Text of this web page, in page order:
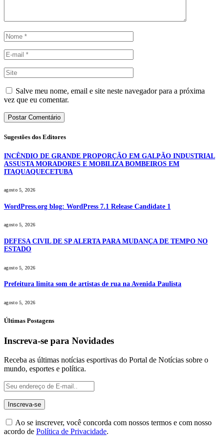
Salve meu nome, email e site neste navegador para a próxima
vez que eu comentar.
Sugestões dos Editores
INCÊNDIO DE GRANDE PROPORÇÃO EM GALPÃO INDUSTRIAL
ASSUSTA MORADORES E MOBILIZA BOMBEIROS EM
ITAQUAQUECETUBA
agosto 5, 2026
WordPress.org blog: WordPress 7.1 Release Candidate 1
agosto 5, 2026
DEFESA CIVIL DE SP ALERTA PARA MUDANÇA DE TEMPO NO
ESTADO
agosto 5, 2026
Prefeitura limita som de artistas de rua na Avenida Paulista
agosto 5, 2026
Últimas Postagens
Inscreva-se para Novidades
Receba as últimas notícias esportivas do Portal de Notícias sobre o
mundo, esportes e política.
Ao se inscrever, você concorda com nossos termos e com nosso
acordo de Política de Privacidade.